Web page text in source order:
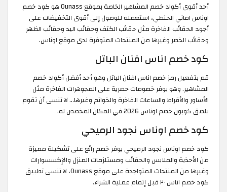
أحد أقوى أكواد خصم المشاهير الخاصة بموقع Ounass هو كود خصم
اوناس اماني الحنطي، استعمله للوصول إلى أقوى التخفيضات على
أجود الحقائب الفاخرة مثل حقائب الكتف وحقائب اليد وحقائب الظهر
وحقائب الخصر وغيرها من المنتجات المتوفرة لدى موقع اوناس.
كود خصم اناس افنان الباتل
قم بتفعيل رمز خصم اناس افنان الباتل وهو أحد أفضل أكواد خصم
المشاهير. وهو يوفر خصومات حصرية على المجوهرات الفاخرة مثل
الأساور والأقراط والساعات الفاخرة والخواتم وغيرها... لا تنسى أن تقوم
بلصق كوبون خصم اوناس 2026 في المكان المخصص له.
كود خصم اوناس نجود الرميحي
كود خصم اوناس نجود الرميحي يوفر خصم رائع على تشكيلة مميزة
من الأحذية والملابس والحقائب ومستلزمات المنزل والإكسسوارات
وغيرها من المنتجات المتواجدة على موقع Ounass، لا تنسى تطبيق
كود خصم اناس ٢٠ قبل إتمام عملية الشراء.